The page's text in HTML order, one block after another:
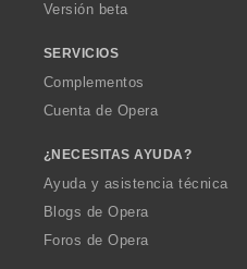
Versión beta
SERVICIOS
Complementos
Cuenta de Opera
¿NECESITAS AYUDA?
Ayuda y asistencia técnica
Blogs de Opera
Foros de Opera